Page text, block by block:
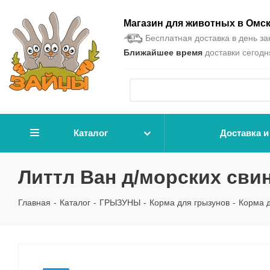
Магазин для животных в
Бесплатная доставка в день
Ближайшее время доставки
Каталог Доставка
Литтл Ван д/морских
Главная - Каталог - ГРЫЗУНЫ - Корма для грызунов - Корма